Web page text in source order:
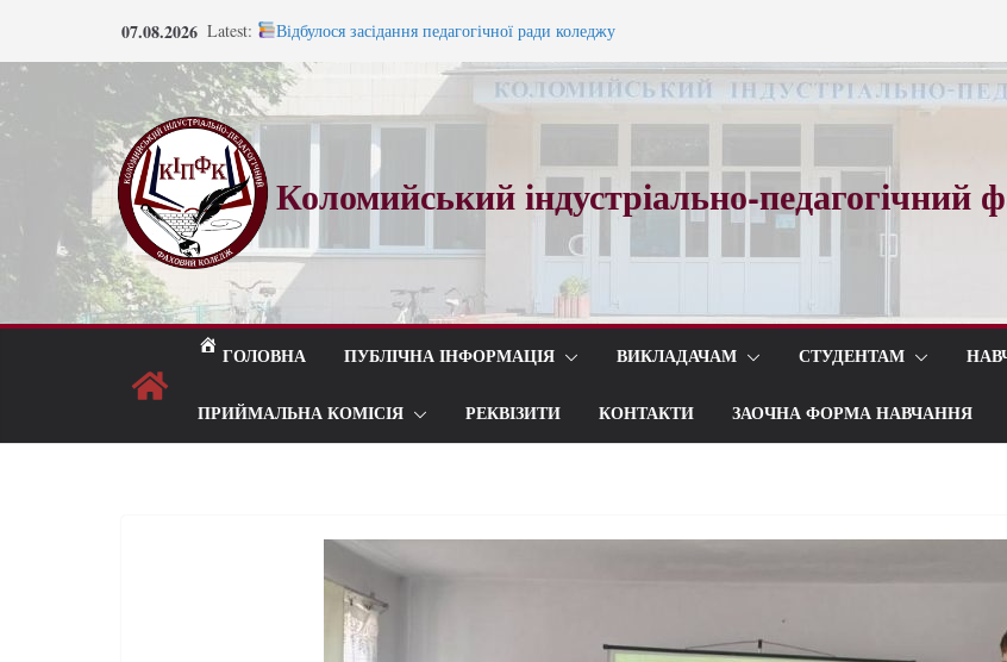
07.08.2026 Latest:
Відбулося засідання педагогічної ради коледжу
Запрошуємо на навчання!
ВСТУП 2026
Під шелест лип і мелодію прощального вальсу…
Коломийський індустріально-педагогічний
ГОЛОВНА ПУБЛІЧНА ІНФОРМАЦІЯ ВИКЛАДАЧАМ СТУДЕНТАМ
ПРИЙМАЛЬНА КОМІСІЯ РЕКВІЗИТИ КОНТАКТИ ЗАОЧНА ФОРМА НАВЧАННЯ